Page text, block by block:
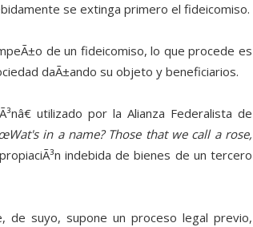
se extinga primero el fideicomiso.
de un fideicomiso, lo que procede es
daÃ±ando su objeto y beneficiarios.
utilizado por la Alianza Federalista de
in a name? Those that we call a rose,
indebida de bienes de un tercero
de suyo, supone un proceso legal previo,